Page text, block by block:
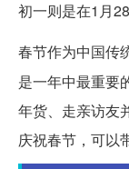
初一则是在1月28
春节作为中国传
是一年中最重要
年货、走亲访友
庆祝春节，可以